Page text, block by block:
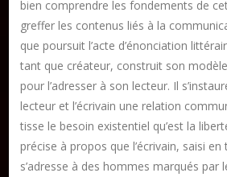
bien comprendre les fondements de
greffer les contenus liés à la
que poursuit l’acte d’énonciation
tant que créateur, construit son
pour l’adresser à son lecteur. Il
lecteur et l’écrivain une relation
tisse le besoin existentiel qu’est la
précise à propos que l’écrivain, saisi en
s’adresse à des hommes marqués par